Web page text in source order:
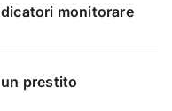
monitorare
prestito